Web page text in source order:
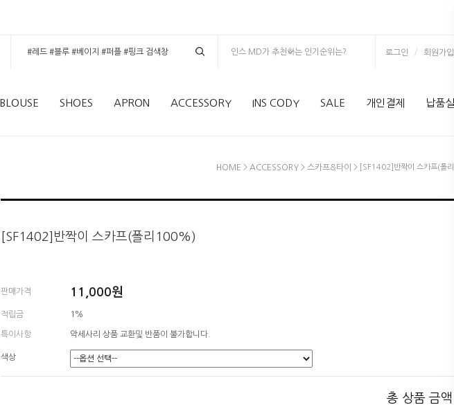
인스 MD가 추천하는 인기순위는? 로그인 / 회원가입
BLOUSE SHOES APRON ACCESSORY INS CODY SALE 개인결제 납품
HOME > ACCESSORY > 스카프&타이 > [SF1402]반짝이 스카프(폴
[SF1402]반짝이 스카프(폴리100%)
판매가격 11,000원
적립금 1%
특이사항 악세사리 상품 교환및 반품이 불가합니다.
색상
총 상품 금액